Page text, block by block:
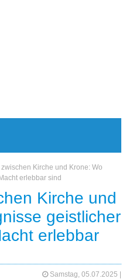
zwischen Kirche und Krone: Wo
erlebbar sind
Kirche und
geistlicher
erlebbar
Samstag, 05.07.2025